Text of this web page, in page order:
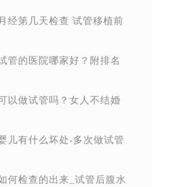
经第几天检查 试管移植前
管的医院哪家好？附排名
以做试管吗？女人不结婚
儿有什么坏处-多次做试管
何检查的出来_试管后腹水